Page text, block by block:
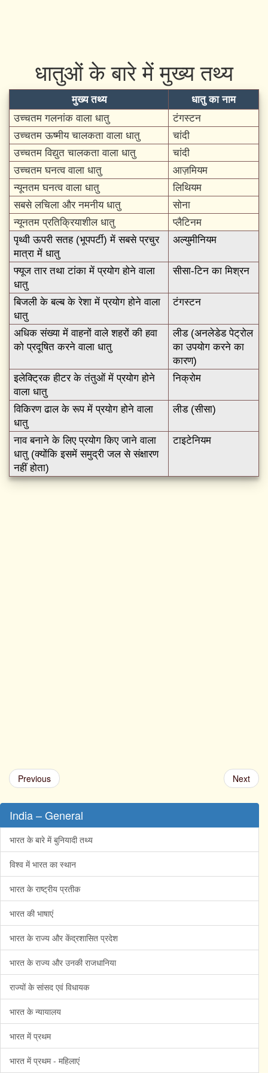
धातुओं के बारे में मुख्य तथ्य
मुख्य तथ्य
धातु का नाम
उच्चतम गलनांक वाला धातु
टंगस्टन
उच्चतम ऊष्मीय चालकता वाला धातु
चांदी
उच्चतम विद्युत चालकता वाला धातु
चांदी
उच्चतम घनत्व वाला धातु
आज़मियम
न्यूनतम घनत्व वाला धातु
लिथियम
सबसे लचिला और नमनीय धातु
सोना
न्यूनतम प्रतिक्रियाशील धातु
प्लैटिनम
पृथ्वी ऊपरी सतह (भूपपर्टी) में सबसे प्रचुर
मात्रा में धातु
अल्युमीनियम
फ्यूज तार तथा टांका में प्रयोग होने वाला
धातु
सीसा-टिन का मिश्रन
बिजली के बल्ब के रेशा में प्रयोग होने वाला
धातु
टंगस्टन
अधिक संख्या में वाहनों वाले शहरों की हवा
को प्रदूषित करने वाला धातु
लीड (अनलेडेड पेट्रोल
का उपयोग करने का
कारण)
इलेक्ट्रिक हीटर के तंतुओं में प्रयोग होने
वाला धातु
निक्रोम
विकिरण ढाल के रूप में प्रयोग होने वाला
धातु
लीड (सीसा)
नाव बनाने के लिए प्रयोग किए जाने वाला
धातु (क्योंकि इसमें समुद्री जल से संक्षारण
नहीं होता)
टाइटेनियम
Previous Next
India – General
भारत के बारे में बुनियादी तथ्य
विश्व में भारत का स्थान
भारत के राष्ट्रीय प्रतीक
भारत की भाषाएं
भारत के राज्य और केंद्रशासित प्रदेश
भारत के राज्य और उनकी राजधानिया
राज्यों के सांसद एवं विधायक
भारत के न्यायालय
भारत में प्रथम
भारत में प्रथम - महिलाएं